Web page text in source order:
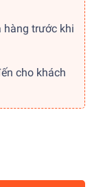
hàng trước khi
cho khách